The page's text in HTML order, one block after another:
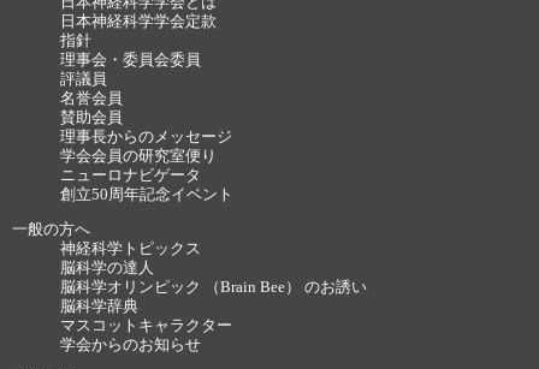
日本神経科学学会定款
指針
理事会・委員会委員
評議員
名誉会員
賛助会員
理事長からのメッセージ
学会会員の研究室便り
ニューロナビゲータ
創立50周年記念イベント
一般の方へ
神経科学トピックス
脳科学の達人
脳科学オリンピック （Brain Bee） のお誘い
脳科学辞典
マスコットキャラクター
学会からのお知らせ